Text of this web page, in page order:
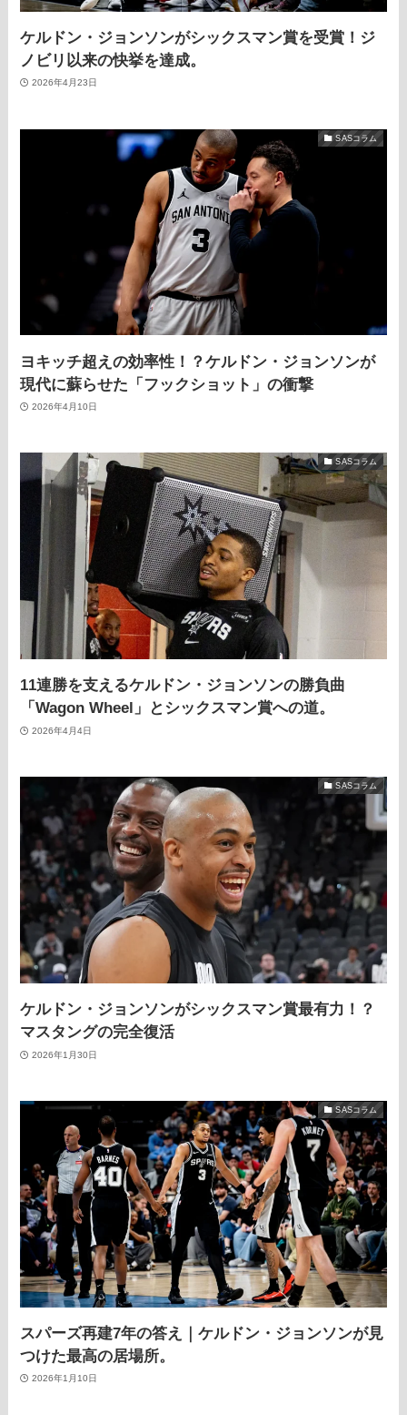
ケルドン・ジョンソンがシックスマン賞を受賞！ジ
ノビリ以来の快挙を達成。
2026年4月23日
SASコラム
ヨキッチ超えの効率性！？ケルドン・ジョンソンが
現代に蘇らせた「フックショット」の衝撃
2026年4月10日
SASコラム
11連勝を支えるケルドン・ジョンソンの勝負曲
「Wagon Wheel」とシックスマン賞への道。
2026年4月4日
SASコラム
ケルドン・ジョンソンがシックスマン賞最有力！？
マスタングの完全復活
2026年1月30日
SASコラム
スパーズ再建7年の答え｜ケルドン・ジョンソンが見
つけた最高の居場所。
2026年1月10日